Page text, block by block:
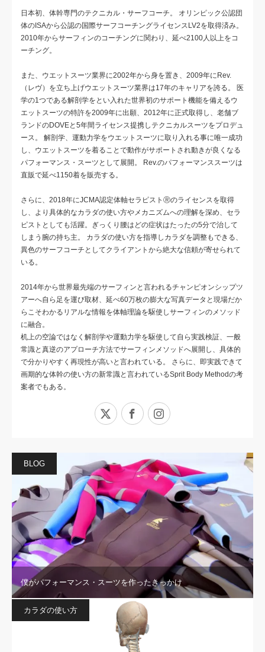
日本初、体幹専門のテクニカル・サーフコーチ。 オリンピック公認団
体のISAから公認の国際サーフコーチングライセンスLV2を取得済み。
2010年からサーフィンのコーチングに関わり、延べ2100人以上をコ
ーチング。
また、ウエットスーツ業界に2002年から身を置き、2009年にRev.
（レヴ）を立ち上げウエットスーツ業界は17年のキャリアを誇る。 医
学の1つである解剖学をとい入れた世界初のサポート機能を備えるウ
エットスーツの特許を2009年に出願、2012年に正式取得し、老舗ブ
ランドのDOVEと5年間ライセンス提携しテクニカルスーツをプロデュ
ース。 解剖学、運動力学をウエットスーツに取り入れる事に唯一成功
し、ウエットスーツを着ることで動作がサポートされ動きが良くなる
パフォーマンス・スーツとして展開。 Rev.のパフォーマンススーツは
直販で延べ1150着を販売する。
さらに、2018年にJCMA認定体軸セラピストⓇのライセンスを取得
し、より具体的なカラダの使い方やメカニズムへの理解を深め、セラ
ピストとしても活躍。ぎっくり腰はどの症状はたったの5分で治して
しまう腕の持ち主。 カラダの使い方を指導しカラダを調整もできる、
異色のサーフコーチとしてクライアントから絶大な信頼が寄せられて
いる。
2014年から世界最先端のサーフィンと言われるチャンピオンシップツ
アーへ自ら足を運び取材、延べ60万枚の膨大な写真データと現場だか
らこそわかるリアルな情報を体軸理論を駆使しサーフィンのメソッド
に融合。
机上の空論ではなく解剖学や運動力学を駆使して自ら実践検証、一般
常識と真逆のアプローチ方法でサーフィンメソッドへ展開し、具体的
で分かりやすく再現性が高いと言われている。 さらに、即実践できて
画期的な体幹の使い方の新常識と言われているSprit Body Methodの考
案者でもある。
Facebook
BLOG
僕がパフォーマンス・スーツを作ったきっかけ
カラダの使い方